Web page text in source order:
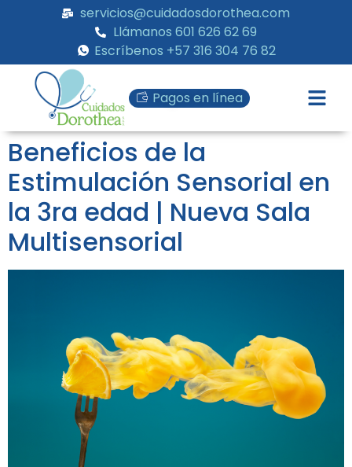
servicios@cuidadosdorothea.com
Llámanos 601 626 62 69
Escríbenos +57 316 304 76 82
Pagos en línea
Beneficios de la
Estimulación Sensorial en
la 3ra edad | Nueva Sala
Multisensorial